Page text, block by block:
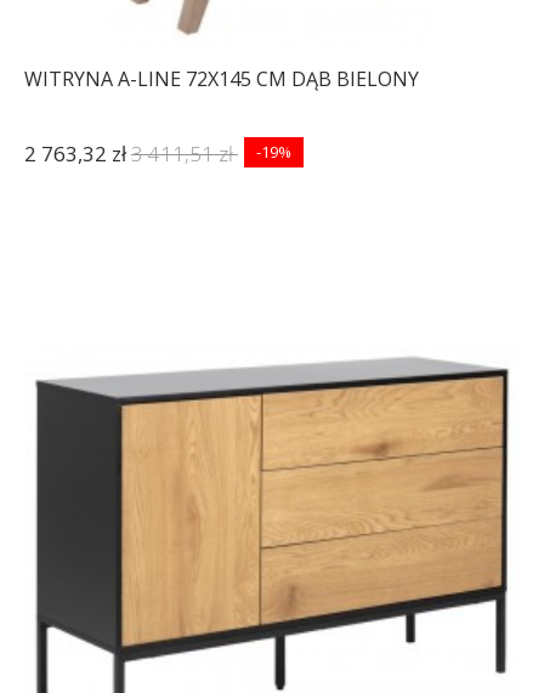
WITRYNA A-LINE 72X145 CM DĄB BIELONY
2 763,32 zł3 411,51 zł -19%